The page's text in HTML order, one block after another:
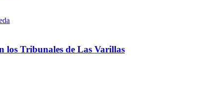
los Tribunales de Las Varillas